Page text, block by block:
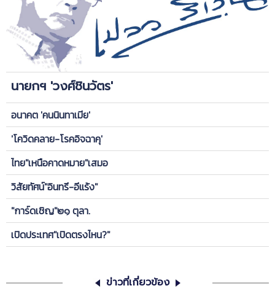
นายกฯ 'วงศ์ชินวัตร'
อนาคต 'คนนินทาเมีย'
'โควิดคลาย-โรคอิจฉาคุ'
ไทย"เหนือคาดหมาย"เสมอ
วิสัยทัศน์"อินทรี-อีแร้ง"
"การ์ดเชิญ"๒๑ ตุลา.
เปิดประเทศ"เปิดตรงไหน?"
ข่าวที่เกี่ยวข้อง